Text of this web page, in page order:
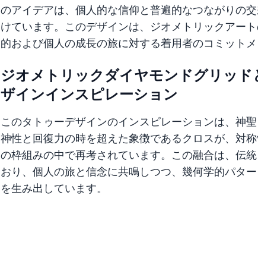
のアイデアは、個人的な信仰と普遍的なつながりの
けています。このデザインは、ジオメトリックアー
的および個人の成長の旅に対する着用者のコミットメ
ジオメトリックダイヤモンドグリッ
ザインインスピレーション
このタトゥーデザインのインスピレーションは、神
神性と回復力の時を超えた象徴であるクロスが、対
の枠組みの中で再考されています。この融合は、伝
おり、個人の旅と信念に共鳴しつつ、幾何学的パタ
を生み出しています。